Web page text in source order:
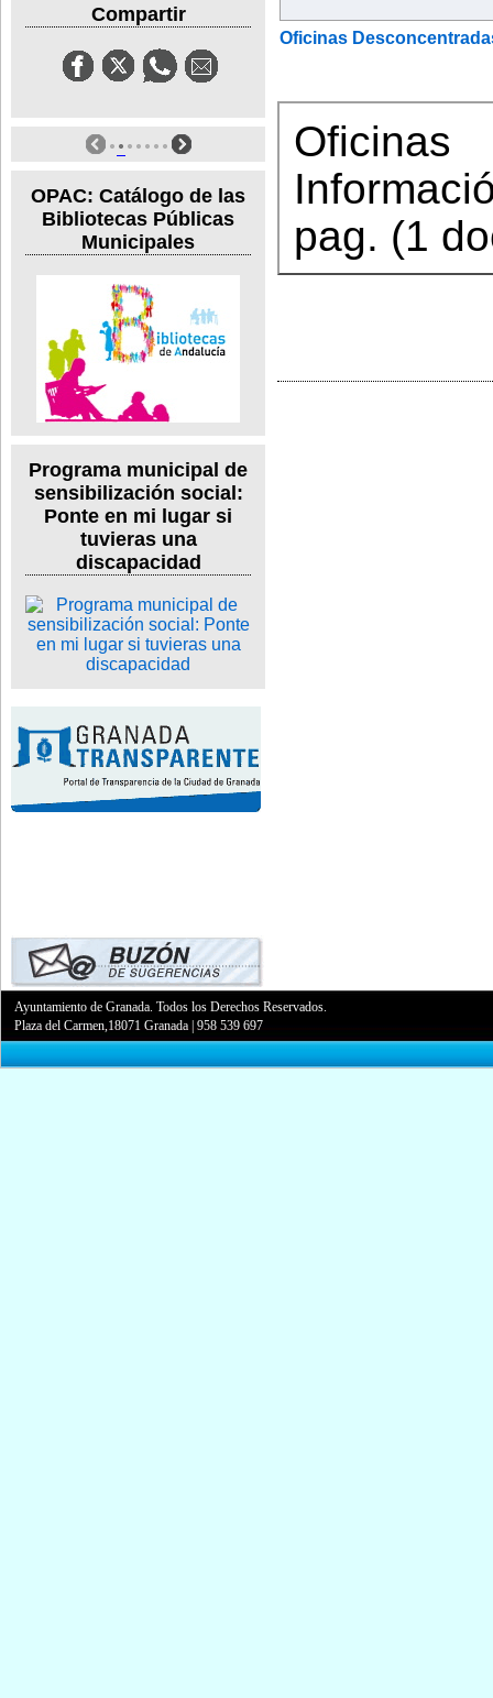
Compartir
OPAC: Catálogo de las
Bibliotecas Públicas
Municipales
Programa municipal de
sensibilización social:
Ponte en mi lugar si
tuvieras una
discapacidad
Oficinas
pag. (1
Ayuntamiento de Granada. Todos los Derechos Reservados.
Plaza del Carmen,18071 Granada |958 539 697